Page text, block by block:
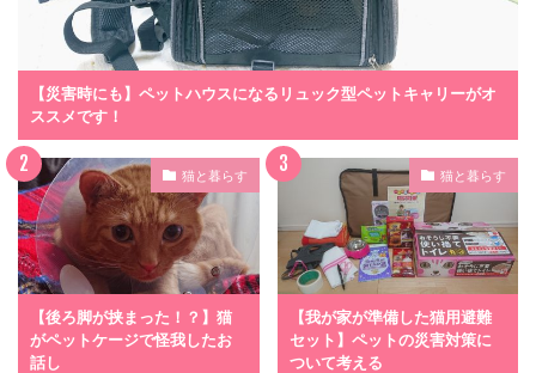
【災害時にも】ペットハウスになるリュック型ペットキャリーがオ
ススメです！
猫と暮らす
【後ろ脚が挟まった！？】猫
がペットケージで怪我したお
話し
猫と暮らす
【我が家が準備した猫用避難
セット】ペットの災害対策に
ついて考える